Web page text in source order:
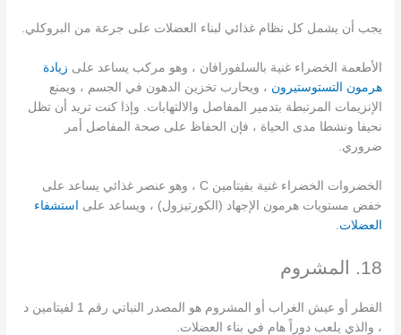
يجب أن يشمل كل نظام غذائي لبناء العضلات على جرعة من البروكلي.
الأطعمة الخضراء غنية بالسلفورافان ، وهو مركب يساعد على زيادة
هرمون التستوستيرون ، ويحارب تخزين الدهون في الجسم ، ويمنع
الإنزيمات المرتبطة بتدمير المفاصل والالتهابات. وإذا كنت تريد أن تظل
نحيفا ونشطا مدى الحياة ، فإن الحفاظ على صحة المفاصل أمر
ضروري.
الخضروات الخضراء غنية بفيتامين C ، وهو عنصر غذائي يساعد على
خفض مستويات هرمون الإجهاد (الكورتيزول) ، ويساعد على
استشفاء
العضلات.
18. المشروم
الفطر أو عيش الغراب أو المشروم هو المصدر النباتي رقم 1 لفيتامين د
، والذي يلعب دوراً هام في بناء العضلات.